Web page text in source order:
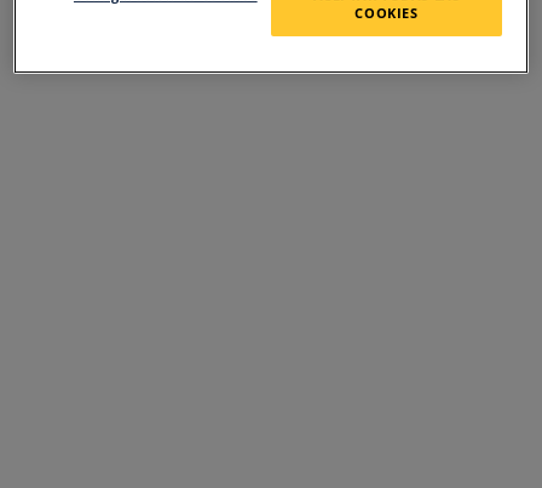
INCONVENIENCECOOKIES